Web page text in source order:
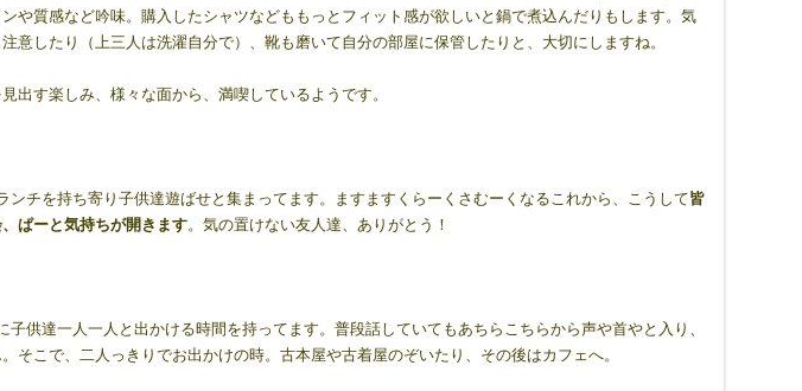
や質感など吟味。購入したシャツなどももっとフィット感が欲しいと鍋で煮込んだりもします。気
意したり（上三人は洗濯自分で）、靴も磨いて自分の部屋に保管したりと、大切にしますね。
出す楽しみ、様々な面から、満喫しているようです。
ンチを持ち寄り子供達遊ばせと集まってます。ますますくらーくさむーくなるこれから、こうして皆
ぱーと気持ちが開きます。気の置けない友人達、ありがとう！
子供達一人一人と出かける時間を持ってます。普段話していてもあちらこちらから声や首やと入り、
そこで、二人っきりでお出かけの時。古本屋や古着屋のぞいたり、その後はカフェへ。